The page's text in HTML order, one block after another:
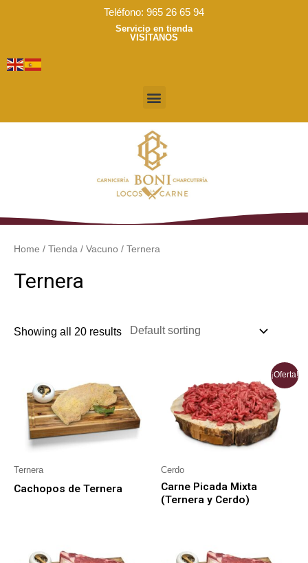
Teléfono: 965 26 65 94
Servicio en tienda
VISÍTANOS
Menú
Home / Tienda / Vacuno / Ternera
Ternera
Showing all 20 results
Ternera
Cachopos de Ternera
¡Oferta!
Cerdo
Carne Picada Mixta
(Ternera y Cerdo)